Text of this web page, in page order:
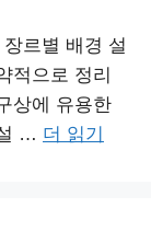
르별 배경 설
적으로 정리
상에 유용한
… 더 읽기